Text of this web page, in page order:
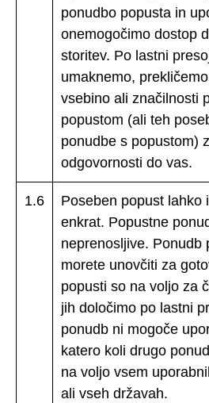
ponudbo popusta in
onemogočimo dostop
storitev. Po lastni
umaknemo,
vsebino ali značilnosti
popustom (ali teh
ponudbe s popustom)
odgovornosti do vas.
1.6
Poseben popust lahko
enkrat. Popustne
neprenosljive. Ponudb
morete unovčiti za
popusti so na voljo za
jih določimo po lastni
ponudb ni mogoče
katero koli drugo
na voljo vsem
ali vseh državah.